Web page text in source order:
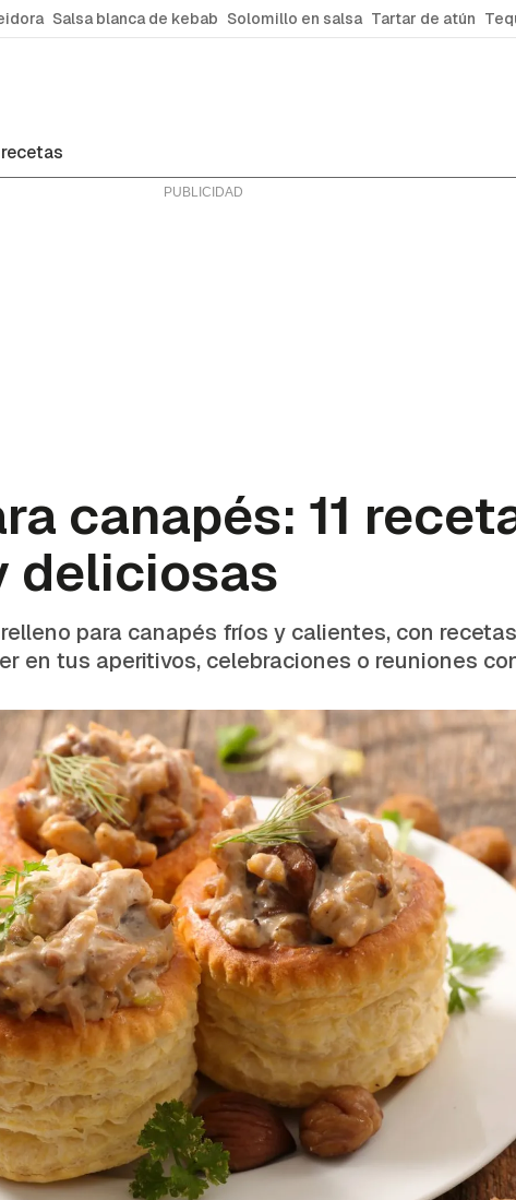
Salsa blanca de kebab Solomillo en salsa Tartar de atún
canapés: 11
deliciosas
para canapés fríos y calientes, con
en tus aperitivos, celebraciones o reuniones